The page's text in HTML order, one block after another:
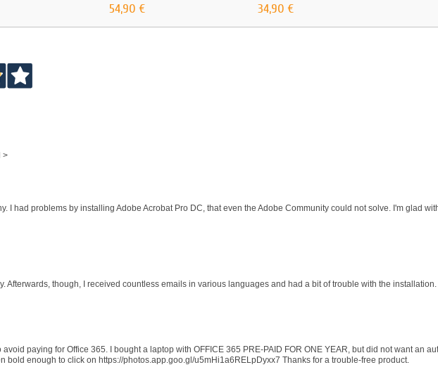
54,90 € 34,90 €
>
I had problems by installing Adobe Acrobat Pro DC, that even the Adobe Community could not solve. I'm glad
Afterwards, though, I received countless emails in various languages and had a bit of trouble with the
avoid paying for Office 365. I bought a laptop with OFFICE 365 PRE-PAID FOR ONE YEAR, but did not want an
bold enough to click on https://photos.app.goo.gl/u5mHi1a6RELpDyxx7 Thanks for a trouble-free product.